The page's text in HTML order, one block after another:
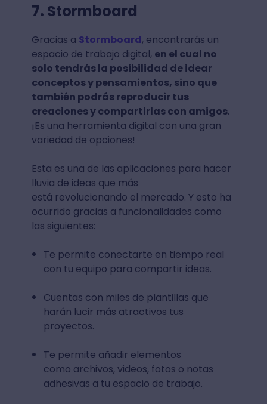
7. Stormboard
Gracias a Stormboard, encontrarás un
espacio de trabajo digital, en el cual no
solo tendrás la posibilidad de idear
conceptos y pensamientos, sino que
también podrás reproducir tus
creaciones y compartirlas con amigos.
¡Es una herramienta digital con una gran
variedad de opciones!
Esta es una de las aplicaciones para hacer
lluvia de ideas que más
está revolucionando el mercado. Y esto ha
ocurrido gracias a funcionalidades como
las siguientes:
Te permite conectarte en tiempo real
con tu equipo para compartir ideas.
Cuentas con miles de plantillas que
harán lucir más atractivos tus
proyectos.
Te permite añadir elementos
como archivos, videos, fotos o notas
adhesivas a tu espacio de trabajo.